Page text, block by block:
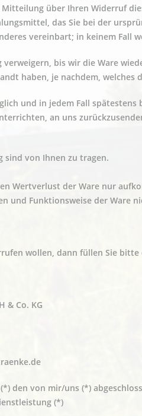
über Ihren Widerruf
das Sie bei der
vereinbart; in keinem Fall
verweigern, bis wir die Ware
haben, je nachdem,
und in jedem Fall
an uns
sind von Ihnen zu tragen.
Wertverlust der Ware nur
und Funktionsweise der Ware
wollen, dann füllen Sie
& Co. KG
den von mir/uns (*)
(*)